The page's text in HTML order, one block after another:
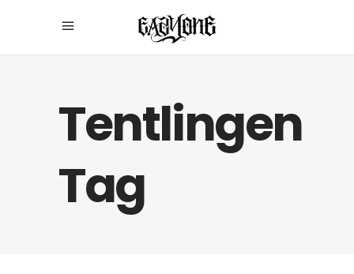
Tentlingen
Tag